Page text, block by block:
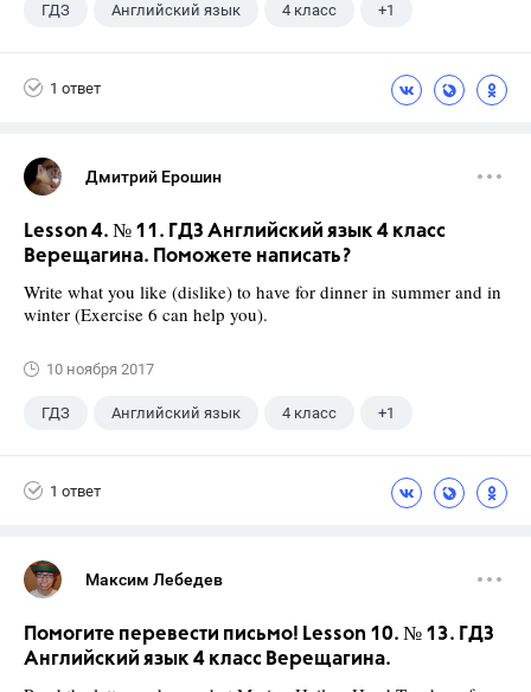
ГДЗ Английский язык 4 класс +1
1 ответ
Дмитрий Ерошин
Lesson 4. № 11. ГДЗ Английский язык 4 класс
Верещагина. Поможете написать?
Write what you like (dislike) to have for dinner in summer and in
winter (Exercise 6 can help you).
10 ноября 2017
ГДЗ Английский язык 4 класс +1
1 ответ
Максим Лебедев
Помогите перевести письмо! Lesson 10. № 13. ГДЗ
Английский язык 4 класс Верещагина.